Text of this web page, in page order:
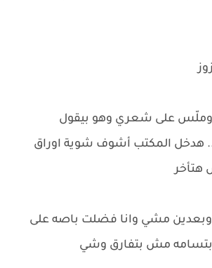
على شعري وهو بيقول
هدخل المكتب أشوف شوية اوراق
هتأخر
وبعدين مشي وانا فضلت باصه على
مش بتفارق وشي